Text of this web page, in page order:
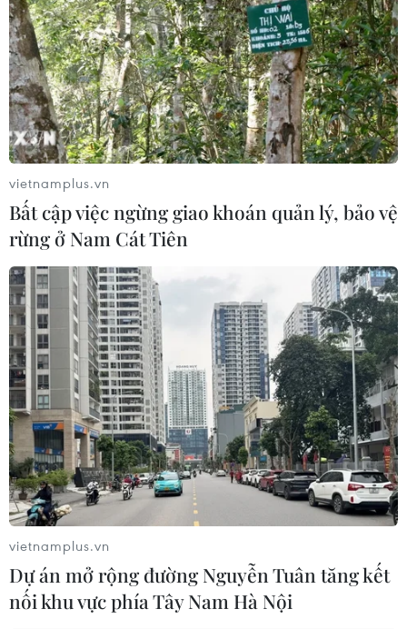
TIN CÙNG CHUYÊN MỤC
Bãi bỏ một số văn bản quy phạm
pháp luật không còn phù hợp
06/08/2026 09:59
Khởi tố người đi bộ gây tai nạn chết
người trên quốc lộ ở Quảng Trị
06/08/2026 09:44
vietnamplus.vn
Bất cập việc ngừng giao khoán quản lý, bảo vệ
rừng ở Nam Cát Tiên
vietnamplus.vn
Dự án mở rộng đường Nguyễn Tuân tăng kết
nối khu vực phía Tây Nam Hà Nội